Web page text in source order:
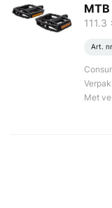
111.3
Art.
Met